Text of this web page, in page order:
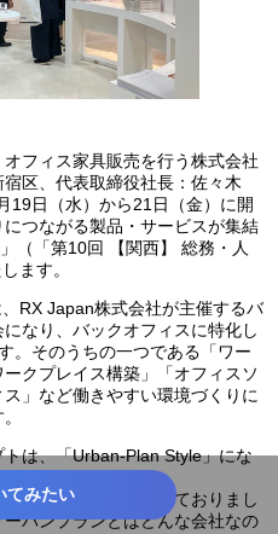
フィス家具販売を行う株式会社
区、代表取締役社長：佐々木
⽇（⽔）から21⽇（⾦）に開
つながる製品・サービスが集結
（「第10回 【関西】 総務・人
ます。
RX Japan株式会社が主催するバ
なり、バックオフィスに特化し
。そのうちの一つである「ワー
クプレイス構築」「オフィスソ
」など働きやすい環境づくりに
は、「Urban-Plan Style」にな
セプトとして設定しておりまし
バンプランとはどんな会社なの
てみたい